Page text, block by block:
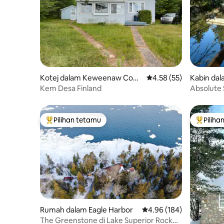
Kotej dalam Keweenaw Coun
ty
Penarafan purata
4.58 (55)
Kem Desa Finland
Kabin
Absolute
Pilihan utama tetamu
Pilihan tetamu
Rumah dalam Eagle Harbor Penarafan purata 4.96
4.96 (184)
The Greenstone di Lake Superior Rock
Pilihan